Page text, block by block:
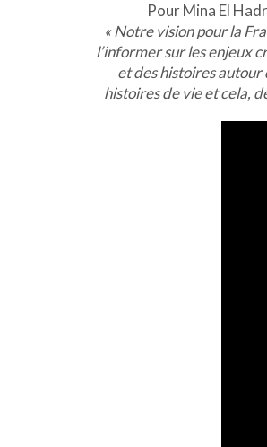
Pour Mina El
« Notre vision pour la
l’informer sur les enjeux
et des histoires autour
histoires de vie et cela,